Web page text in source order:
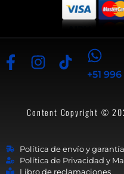
+51 996
Content Copyright ©
Política de envío y garantía
Política de Privacidad y
Libro de reclamaciones